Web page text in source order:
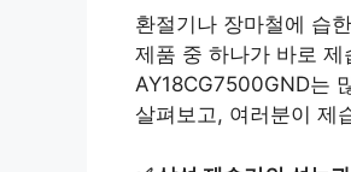
환절기나 장마철에 습
제품 중 하나가 바로
AY18CG7500GND는
살펴보고, 여러분이 제